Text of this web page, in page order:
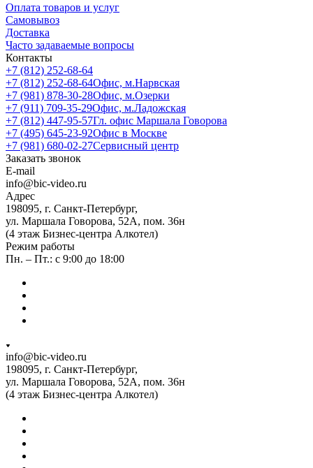
Оплата товаров и услуг
Самовывоз
Доставка
Часто задаваемые вопросы
Контакты
+7 (812) 252-68-64
+7 (812) 252-68-64Офис, м.Нарвская
+7 (981) 878-30-28Офис, м.Озерки
+7 (911) 709-35-29Офис, м.Ладожская
+7 (812) 447-95-57Гл. офис Маршала Говорова
+7 (495) 645-23-92Офис в Москве
+7 (981) 680-02-27Сервисный центр
Заказать звонок
E-mail
info@bic-video.ru
Адрес
198095, г. Санкт-Петербург,
ул. Маршала Говорова, 52А, пом. 36н
(4 этаж Бизнес-центра Алкотел)
Режим работы
Пн. – Пт.: с 9:00 до 18:00
info@bic-video.ru
198095, г. Санкт-Петербург,
ул. Маршала Говорова, 52А, пом. 36н
(4 этаж Бизнес-центра Алкотел)